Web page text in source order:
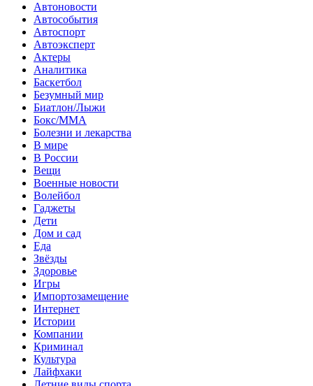
Автоновости
Автособытия
Автоспорт
Автоэксперт
Актеры
Аналитика
Баскетбол
Безумный мир
Биатлон/Лыжи
Бокс/MMA
Болезни и лекарства
В мире
В России
Вещи
Военные новости
Волейбол
Гаджеты
Дети
Дом и сад
Еда
Звёзды
Здоровье
Игры
Импортозамещение
Интернет
Истории
Компании
Криминал
Культура
Лайфхаки